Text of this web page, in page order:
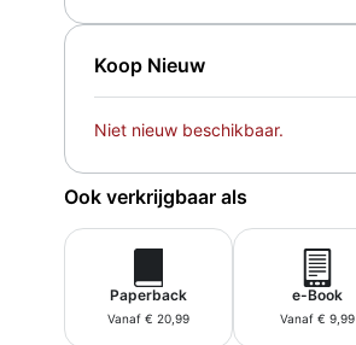
Koop Nieuw
Niet nieuw beschikbaar.
Ook verkrijgbaar als
Paperback
Vanaf € 20,99
e-Book
Vanaf € 9,99